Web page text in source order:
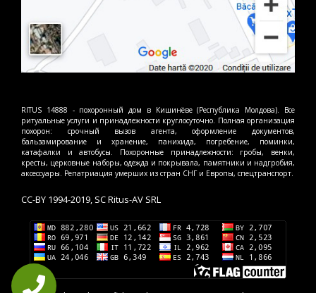
RITUS 14888 - похоронный дом в Кишинёве (Республика Молдова). Все
ритуальные услуги и принадлежности круглосуточно. Полная организация
похорон: срочный вызов агента, оформление документов,
бальзамирование и хранение, панихида, погребение, поминки,
катафалки и автобусы. Похоронные принадлежности: гробы, венки,
кресты, церковные наборы, одежда и покрывала, памятники и надгробия,
аксессуары. Репатриация умерших из стран СНГ и Европы, спецтранспорт.
CC-BY 1994-2019, SC Ritus-AV SRL